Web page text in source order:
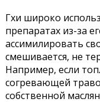
Гхи широко
препаратах из-за
ассимилировать
смешивается, не
Например, если
согревающей
собственной